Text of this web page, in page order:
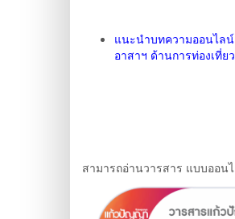
แนะนำบทความออนไล
อาสาฯ ด้านการท่องเที่
สามารถอ่านวารสาร แบบออน